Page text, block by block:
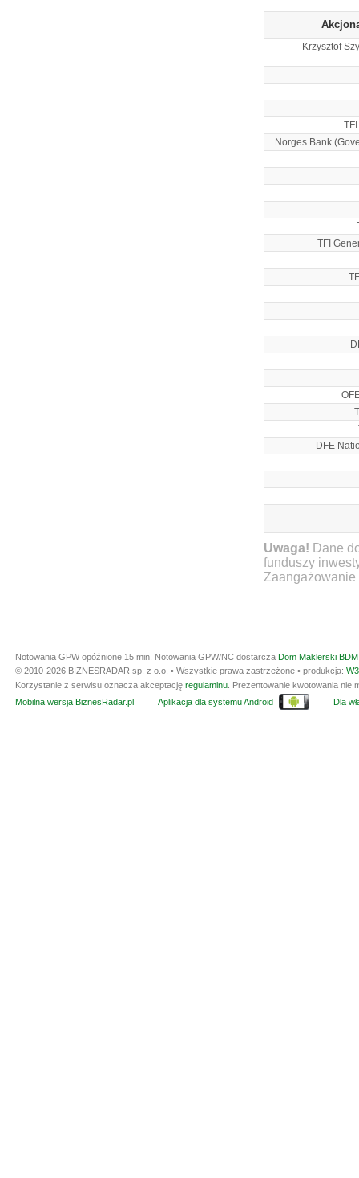
Krzysztof
Norges Bank
TFI
DFE
Uwaga! Dane
funduszy
Zaangażowanie
Notowania GPW opóźnione 15 min. Notowania GPW/NC dostarcza Dom Maklerski
© 2010-2026 BIZNESRADAR sp. z o.o. • Wszystkie prawa zastrzeżone • produkcja:
Korzystanie z serwisu oznacza akceptację regulaminu . Prezentowanie kwotowania
Mobilna wersja BiznesRadar.pl
Aplikacja dla systemu Android Dla